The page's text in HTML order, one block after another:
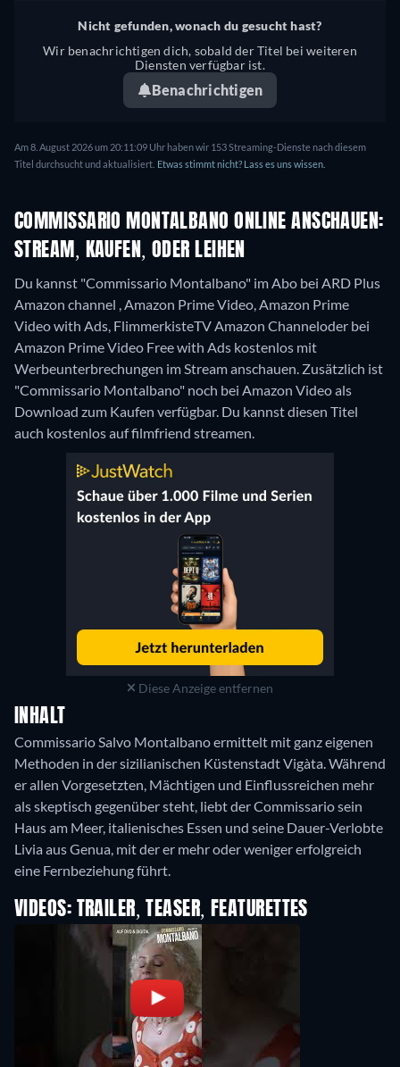
Nicht gefunden, wonach du gesucht hast?
Wir benachrichtigen dich, sobald der Titel bei weiteren
Diensten verfügbar ist.
Benachrichtigen
Am 8. August 2026 um 20:11:09 Uhr haben wir 153 Streaming-Dienste nach diesem
Titel durchsucht und aktualisiert. Etwas stimmt nicht? Lass es uns wissen.
COMMISSARIO MONTALBANO ONLINE ANSCHAUEN:
STREAM, KAUFEN, ODER LEIHEN
Du kannst "Commissario Montalbano" im Abo bei ARD Plus
Amazon channel , Amazon Prime Video, Amazon Prime
Video with Ads, FlimmerkisteTV Amazon Channeloder bei
Amazon Prime Video Free with Ads kostenlos mit
Werbeunterbrechungen im Stream anschauen. Zusätzlich ist
"Commissario Montalbano" noch bei Amazon Video als
Download zum Kaufen verfügbar. Du kannst diesen Titel
auch kostenlos auf filmfriend streamen.
Diese Anzeige entfernen
INHALT
Commissario Salvo Montalbano ermittelt mit ganz eigenen
Methoden in der sizilianischen Küstenstadt Vigàta. Während
er allen Vorgesetzten, Mächtigen und Einflussreichen mehr
als skeptisch gegenüber steht, liebt der Commissario sein
Haus am Meer, italienisches Essen und seine Dauer-Verlobte
Livia aus Genua, mit der er mehr oder weniger erfolgreich
eine Fernbeziehung führt.
VIDEOS: TRAILER, TEASER, FEATURETTES